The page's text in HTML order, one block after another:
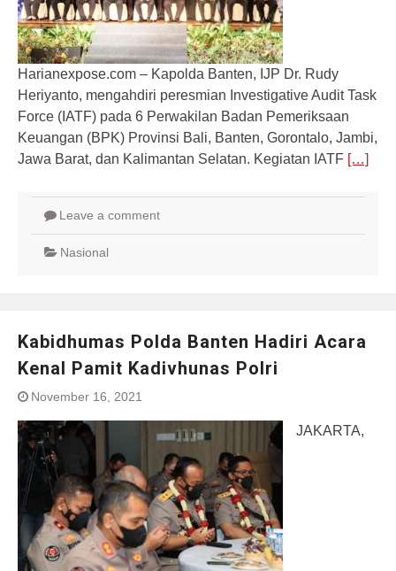
Harianexpose.com – Kapolda Banten, IJP Dr. Rudy
Heriyanto, mengahdiri peresmian Investigative Audit Task
Force (IATF) pada 6 Perwakilan Badan Pemeriksaan
Keuangan (BPK) Provinsi Bali, Banten, Gorontalo, Jambi,
Jawa Barat, dan Kalimantan Selatan. Kegiatan IATF […]
Leave a comment
Nasional
Kabidhumas Polda Banten Hadiri Acara
Kenal Pamit Kadivhunas Polri
November 16, 2021
JAKARTA,